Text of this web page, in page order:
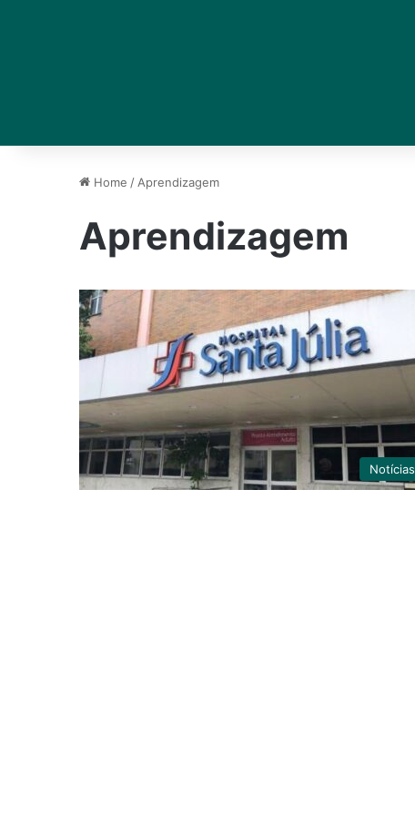
Home / Aprendizagem
Aprendizagem
Notícias